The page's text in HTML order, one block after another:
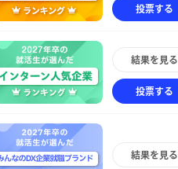
投票する
結果を見る
投票する
結果を見る